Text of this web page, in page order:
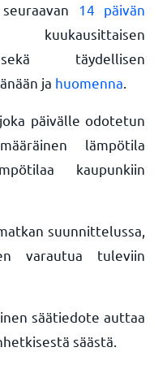
14 päivän
täydellisen
ja huomenna
päivälle odotetun
lämpötila
kaupunkiin
suunnittelussa,
varautua tuleviin
säätiedote auttaa
säästä.